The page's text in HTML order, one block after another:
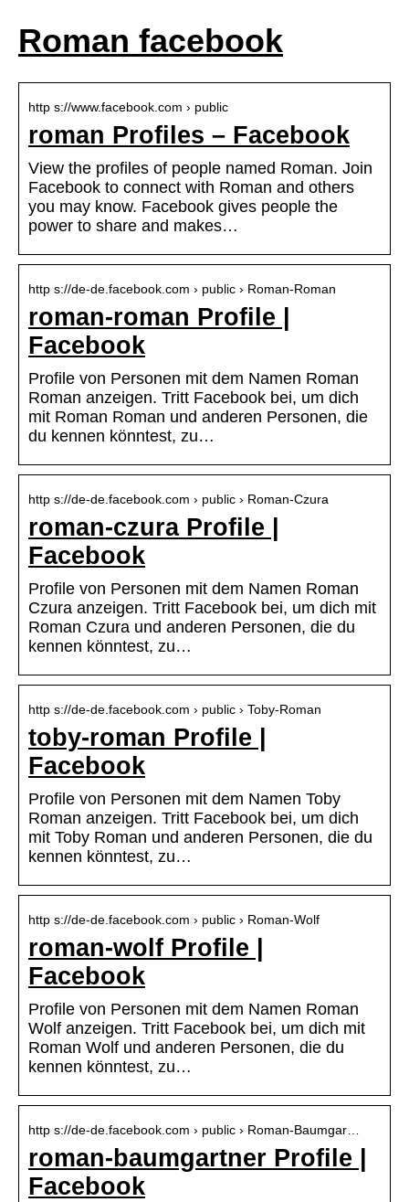
Roman facebook
http s://www.facebook.com › public
roman Profiles – Facebook
View the profiles of people named Roman. Join
Facebook to connect with Roman and others
you may know. Facebook gives people the
power to share and makes…
http s://de-de.facebook.com › public › Roman-Roman
roman-roman Profile |
Facebook
Profile von Personen mit dem Namen Roman
Roman anzeigen. Tritt Facebook bei, um dich
mit Roman Roman und anderen Personen, die
du kennen könntest, zu…
http s://de-de.facebook.com › public › Roman-Czura
roman-czura Profile |
Facebook
Profile von Personen mit dem Namen Roman
Czura anzeigen. Tritt Facebook bei, um dich mit
Roman Czura und anderen Personen, die du
kennen könntest, zu…
http s://de-de.facebook.com › public › Toby-Roman
toby-roman Profile |
Facebook
Profile von Personen mit dem Namen Toby
Roman anzeigen. Tritt Facebook bei, um dich
mit Toby Roman und anderen Personen, die du
kennen könntest, zu…
http s://de-de.facebook.com › public › Roman-Wolf
roman-wolf Profile |
Facebook
Profile von Personen mit dem Namen Roman
Wolf anzeigen. Tritt Facebook bei, um dich mit
Roman Wolf und anderen Personen, die du
kennen könntest, zu…
http s://de-de.facebook.com › public › Roman-Baumgar…
roman-baumgartner Profile |
Facebook